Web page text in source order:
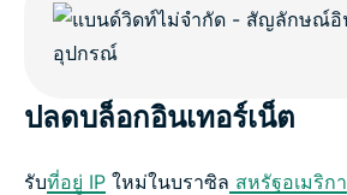
ปลดบล็อกอินเทอร์เน็ต
รับที่อยู่ IP ใหม่ในบราซิล สหรัฐอเมริกา